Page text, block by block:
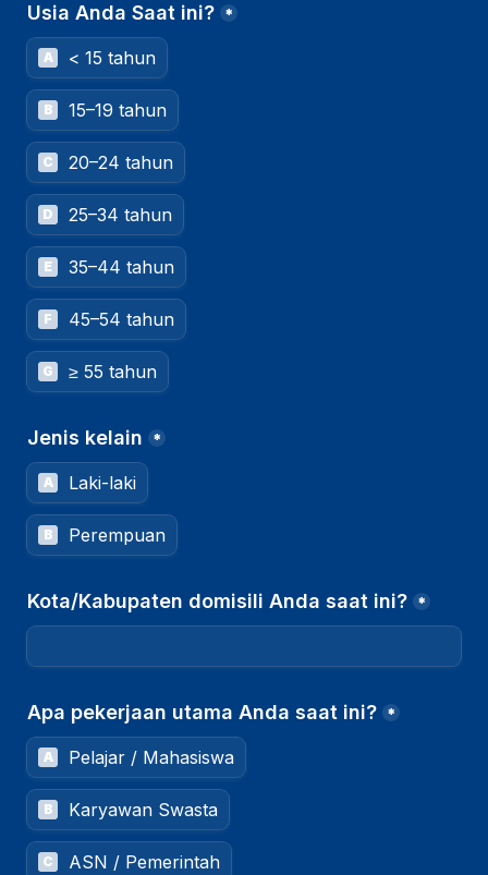
Usia Anda Saat ini? *
A < 15 tahun
B 15–19 tahun
C 20–24 tahun
D 25–34 tahun
E 35–44 tahun
F 45–54 tahun
G ≥ 55 tahun
Jenis kelain *
A Laki-laki
B Perempuan
Kota/Kabupaten domisili Anda saat ini? *
Apa pekerjaan utama Anda saat ini? *
A Pelajar / Mahasiswa
B Karyawan Swasta
C ASN / Pemerintah